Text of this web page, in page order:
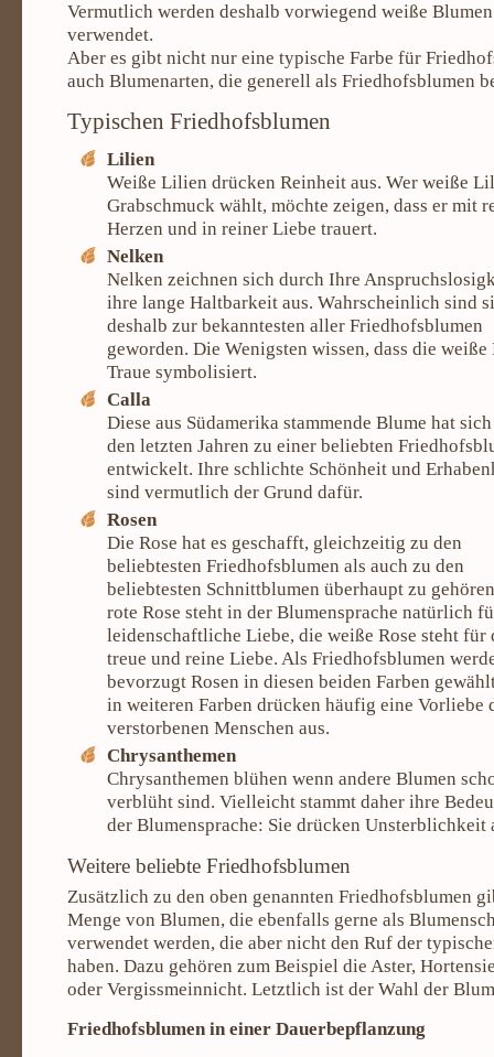
Vermutlich werden deshalb vorwiegend weiße
verwendet.
Aber es gibt nicht nur eine typische Farbe für
auch Blumenarten, die generell als Friedhofsblumen
Typischen Friedhofsblumen
Lilien
Weiße Lilien drücken Reinheit aus. Wer weiße
Grabschmuck wählt, möchte zeigen, dass er mit
Herzen und in reiner Liebe trauert.
Nelken
Nelken zeichnen sich durch Ihre
ihre lange Haltbarkeit aus. Wahrscheinlich sind
deshalb zur bekanntesten aller Friedhofsblumen
geworden. Die Wenigsten wissen, dass die weiße
Traue symbolisiert.
Calla
Diese aus Südamerika stammende Blume hat
den letzten Jahren zu einer beliebten
entwickelt. Ihre schlichte Schönheit und
sind vermutlich der Grund dafür.
Rosen
Die Rose hat es geschafft, gleichzeitig zu den
beliebtesten Friedhofsblumen als auch zu den
beliebtesten Schnittblumen überhaupt zu
rote Rose steht in der Blumensprache natürlich
leidenschaftliche Liebe, die weiße Rose steht für
treue und reine Liebe. Als Friedhofsblumen
bevorzugt Rosen in diesen beiden Farben
in weiteren Farben drücken häufig eine Vorliebe
verstorbenen Menschen aus.
Chrysanthemen
Chrysanthemen blühen wenn andere Blumen
verblüht sind. Vielleicht stammt daher ihre
der Blumensprache: Sie drücken Unsterblichkeit
Weitere beliebte Friedhofsblumen
Zusätzlich zu den oben genannten Friedhofsblumen
Menge von Blumen, die ebenfalls gerne als
verwendet werden, die aber nicht den Ruf der
haben. Dazu gehören zum Beispiel die Aster,
oder Vergissmeinnicht. Letztlich ist der Wahl der
Friedhofsblumen in einer Dauerbepflanzung